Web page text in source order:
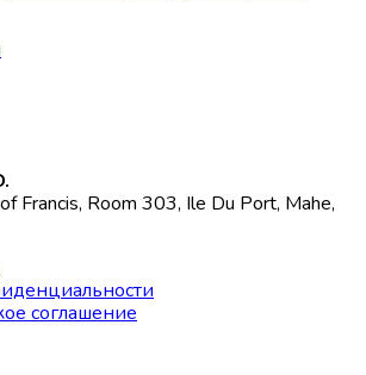
Francis, Room 303, Ile Du Port, Mahe,
соглашение